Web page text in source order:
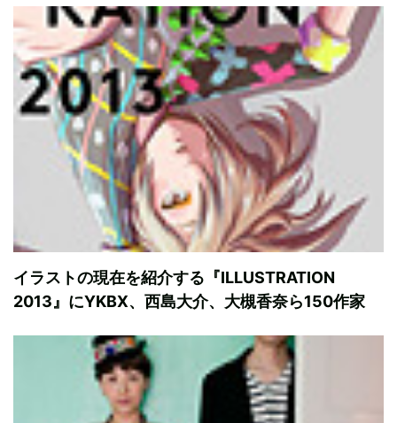
イラストの現在を紹介する『ILLUSTRATION
2013』にYKBX、西島大介、大槻香奈ら150作家